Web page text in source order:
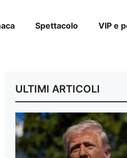
Spettacolo VIP e
ULTIMI ARTICOLI